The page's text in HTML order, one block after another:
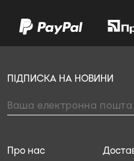
Про нас
ПІДПИСКА НА НОВИНИ